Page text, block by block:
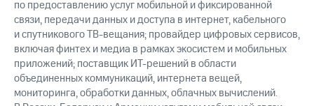
по предоставлению услуг мобильной и фиксированной
связи, передачи данных и доступа в интернет, кабельного
и спутникового ТВ-вещания; провайдер цифровых сервисов,
включая финтех и медиа в рамках экосистем и мобильных
приложений; поставщик ИТ-решений в области
объединенных коммуникаций, интернета вещей,
мониторинга, обработки данных, облачных вычислений.